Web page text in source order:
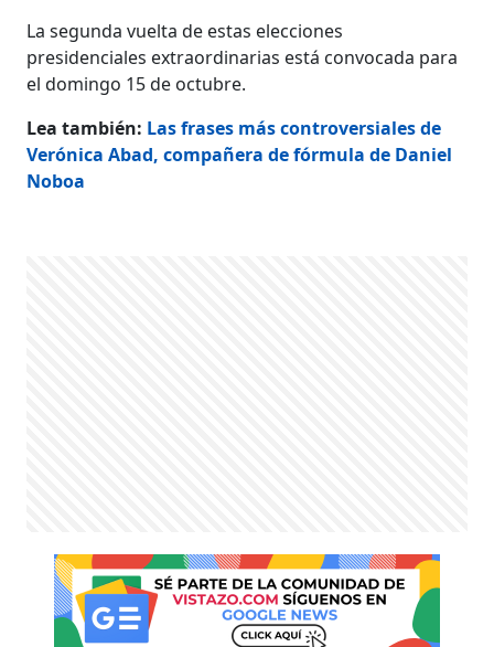
La segunda vuelta de estas elecciones
presidenciales extraordinarias está convocada para
el domingo 15 de octubre.
Lea también: Las frases más controversiales de
Verónica Abad, compañera de fórmula de Daniel
Noboa